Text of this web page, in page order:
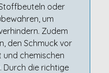
oder
um
Zudem
den Schmuck vor
und chemischen
Durch die richtige